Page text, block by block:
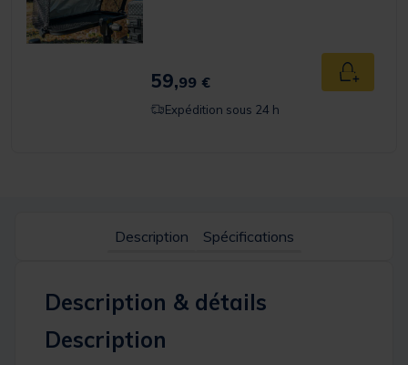
59,99 € Ajouter
Expédition sous 24 h
Description Spécifications
Description & détails
Description